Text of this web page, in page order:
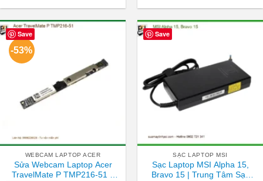
Save
-53%
WEBCAM LAPTOP ACER
Sửa Webcam Laptop Acer
TravelMate P TMP216-51 –
Save
SẠC LAPTOP MSI
Sạc Laptop MSI Alpha 15,
Bravo 15 | Trung Tâm Sạc